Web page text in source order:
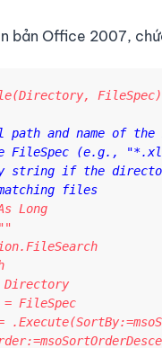
bản Office 2007,
FileSpec)
and name of
FileSpec (e.g.,
string if the
Long
Directory
= FileSpec